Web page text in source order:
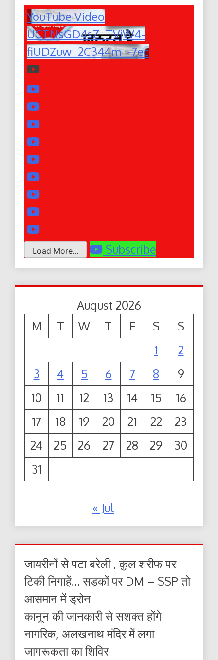
YouTube Video
UCTNsGD4sZ_TVjW4-
fiUDZuw_2C344m_-7ec
Load More... Subscribe
August 2026
M
T W T F S
S
1
2
3
4 5 6 7 8
9
10
11 12 13 14 15
16
17
18 19 20 21 22
23
24
25 26 27 28 29
30
31
« Jul
जायरीनों से पटा बरेली , कुल शरीफ पर
टिकी निगाहें… सड़कों पर DM – SSP तो
आसमान में ड्रोन
कानून की जानकारी से सशक्त होंगे
नागरिक, अलखनाथ मंदिर में लगा
जागरूकता का शिविर